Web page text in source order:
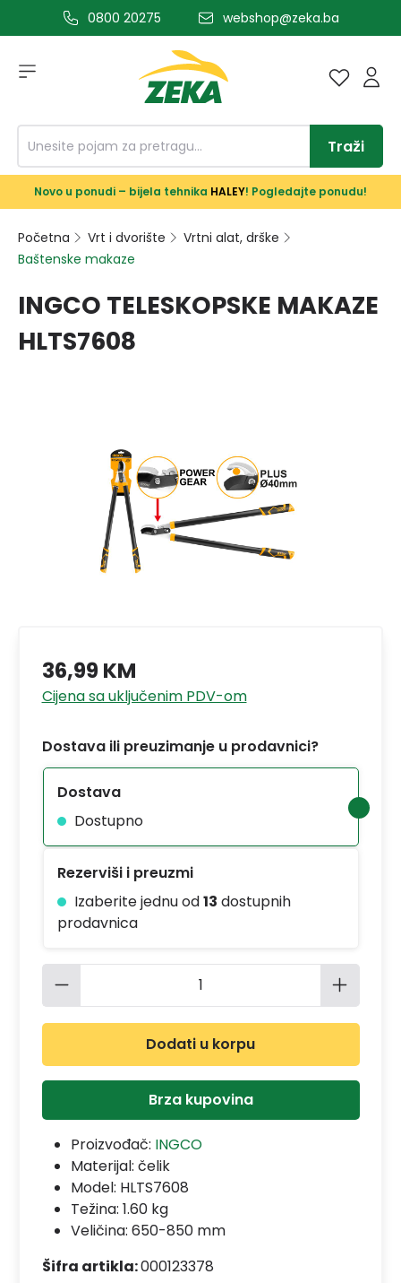
glavni sadržaj0800 20275 webshop@zeka.ba
Traži
Novo u ponudi – bijela tehnika HALEY! Pogledajte ponudu!
Početna Vrt i dvorište
Vrtni alat, drške
Baštenske makaze
INGCO TELESKOPSKE MAKAZE
HLTS7608
36,99 KM
Cijena sa uključenim PDV-om
Dostava ili preuzimanje u prodavnici?
Dostava
Dostupno
Rezerviši i preuzmi
Izaberite jednu od13 dostupnih
prodavnica
Količina proizvoda: Unesite
Dodati u korpu
Brza kupovina
Proizvođač: INGCO
Materijal: čelik
Model: HLTS7608
Težina: 1.60 kg
Veličina: 650-850 mm
Šifra artikla:000123378